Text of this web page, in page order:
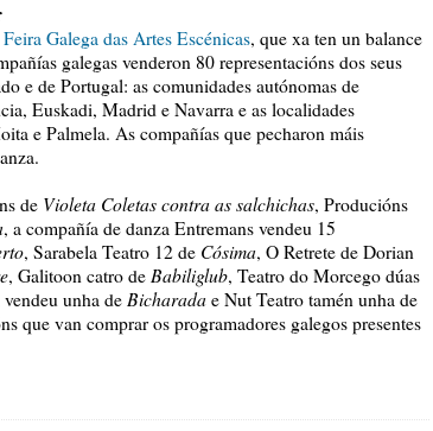
Feira Galega das Artes Escénicas, que xa ten un balance
galegas venderon 80 representacións dos seus
e de Portugal: as comunidades autónomas de
Euskadi, Madrid e Navarra e as localidades
e Palmela. As compañías que pecharon máis
de Violeta Coletas contra as salchichas, Producións
, a compañía de danza Entremans vendeu 15
, Sarabela Teatro 12 de Cósima, O Retrete de Dorian
, Galitoon catro de Babiliglub, Teatro do Morcego dúas
unha de Bicharada e Nut Teatro tamén unha de
que van comprar os programadores galegos presentes